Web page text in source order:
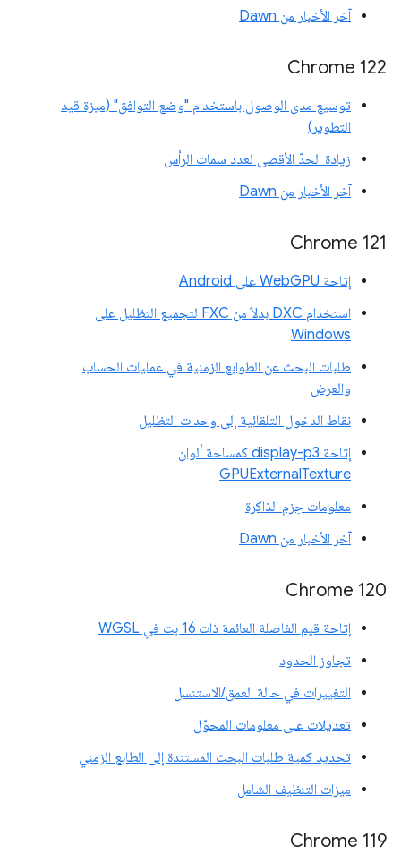
آخر الأخبار من Dawn
‫Chrome 122
توسيع مدى الوصول باستخدام "وضع التوافق" (ميزة قيد
التطوير)
زيادة الحدّ الأقصى لعدد سمات الرأس
آخر الأخبار من Dawn
Chrome 121
إتاحة WebGPU على Android
استخدام DXC بدلاً من FXC لتجميع التظليل على
Windows
طلبات البحث عن الطوابع الزمنية في عمليات الحساب
والعرض
نقاط الدخول التلقائية إلى وحدات التظليل
إتاحة display-p3 كمساحة ألوان
GPUExternalTexture
معلومات حِزم الذاكرة
آخر الأخبار من Dawn
‫Chrome 120
إتاحة قيم الفاصلة العائمة ذات 16 بت في WGSL
تجاوز الحدود
التغييرات في حالة العمق/الاستنسل
تعديلات على معلومات المحوّل
تحديد كمية طلبات البحث المستندة إلى الطابع الزمني
ميزات التنظيف الشامل
‫Chrome 119